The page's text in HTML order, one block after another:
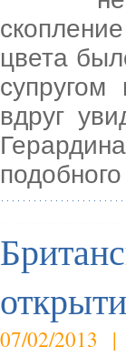
цвета
вдруг
07/02/2013 |